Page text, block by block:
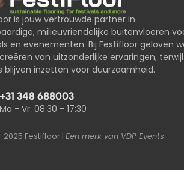
is jouw vertrouwde partner in
milieuvriendelijke buitenvloeren
en evenementen. Bij Festifloor geloven
van uitzonderlijke ervaringen, terwijl
blijven inzetten voor duurzaamheid.
+31 348 688003
Ma - Vr: 08:30 - 17:30
Festifloor | Een merk van VDP Events